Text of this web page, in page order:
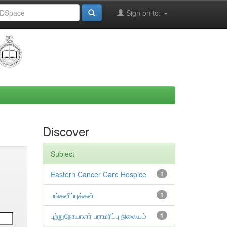
Sign on to:
Discover
Subject
1
Eastern Cancer Care Hospice
1
பங்களிப்புக்கள்
1
புற்றுநோயாளர் பராமரிப்பு நிலையம்